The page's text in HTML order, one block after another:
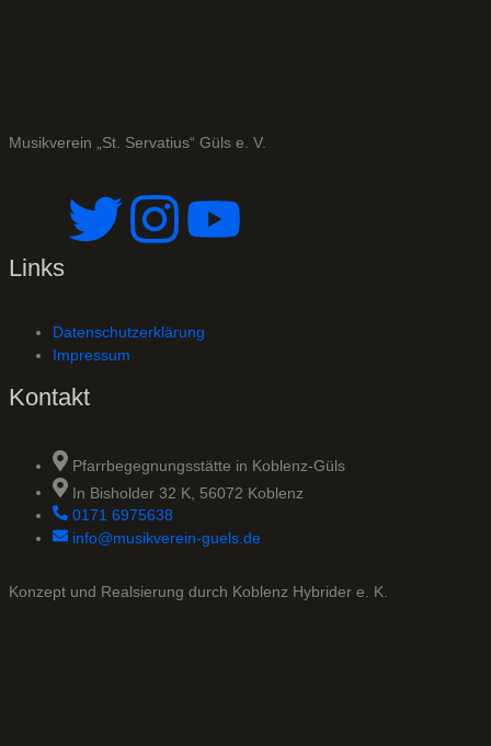
Musikverein „St. Servatius“ Güls e. V.
Links
Datenschutzerklärung
Impressum
Kontakt
Pfarrbegegnungsstätte in Koblenz-Güls
In Bisholder 32 K, 56072 Koblenz
0171 6975638
info@musikverein-guels.de
Konzept und Realsierung durch Koblenz Hybrider e. K.